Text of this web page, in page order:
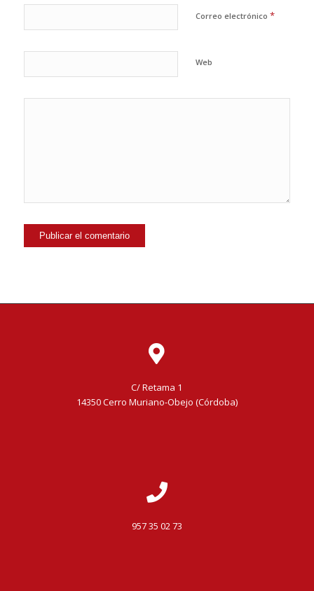
Correo electrónico *
Web
C/ Retama 1
14350 Cerro Muriano-Obejo (Córdoba)
957 35 02 73